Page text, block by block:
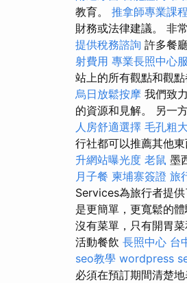
教育。 推拿師專業課程
財務或法律建議。 非
提供稅務諮詢 許多餐
射費用 專業長照中心
站上的所有觀點和觀
烏日放鬆按摩 我們致
的資源和見解。 另一
人房舒適選擇 毛孔粗
行社都可以推薦其他東
升網站曝光度 老鼠 墨
月子餐 柬埔寨簽證 旅
Services為旅行者提
是更簡單，更寬鬆的
沒有菜單，只有開胃
活動餐飲 長照中心 台
seo教學 wordpress
必須在預訂期間清楚地